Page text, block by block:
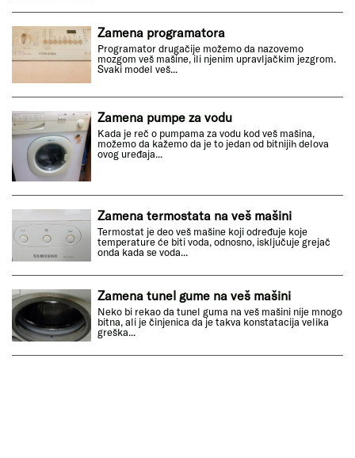
Zamena programatora
Programator drugačije možemo da nazovemo
mozgom veš mašine, ili njenim upravljačkim jezgrom.
Svaki model veš...
Zamena pumpe za vodu
Kada je reč o pumpama za vodu kod veš mašina,
možemo da kažemo da je to jedan od bitnijih delova
ovog uređaja...
Zamena termostata na veš mašini
Termostat je deo veš mašine koji određuje koje
temperature će biti voda, odnosno, isključuje grejač
onda kada se voda...
Zamena tunel gume na veš mašini
Neko bi rekao da tunel guma na veš mašini nije mnogo
bitna, ali je činjenica da je takva konstatacija velika
greška...